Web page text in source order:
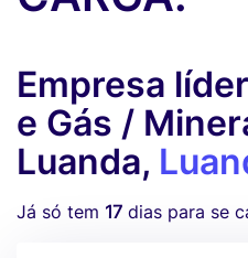
Empresa
e Gás /
Luanda,
Já só tem 17 dias para se